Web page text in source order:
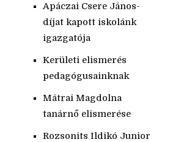
Apáczai Csere János-
díjat kapott iskolánk
igazgatója
Kerületi elismerés
pedagógusainknak
Mátrai Magdolna
tanárnő elismerése
Rozsonits Ildikó Junior